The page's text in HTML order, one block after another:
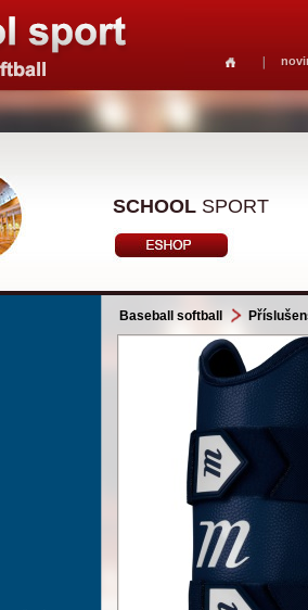
SCHOOL SPORT
Baseball softball